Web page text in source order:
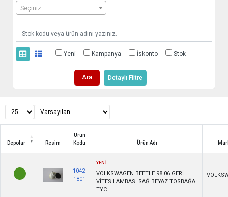
Seçiniz
Yeni Kampanya İskonto Stok
Ara Detaylı Filtre
Depolar Resim
Ürün
Kodu
Ürün Adı
1042-
1801
YENİ
VOLKSWAGEN BEETLE 98 06 GERİ
VİTES LAMBASI SAĞ BEYAZ TOSBAĞA
TYC